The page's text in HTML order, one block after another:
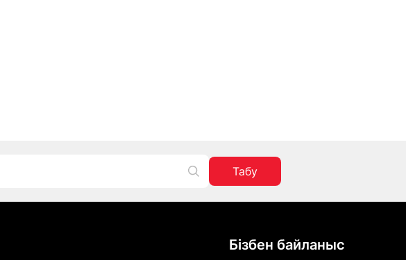
Табу
Бізбен байланыс